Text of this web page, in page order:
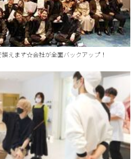
えます☆会社が全面バックアップ！